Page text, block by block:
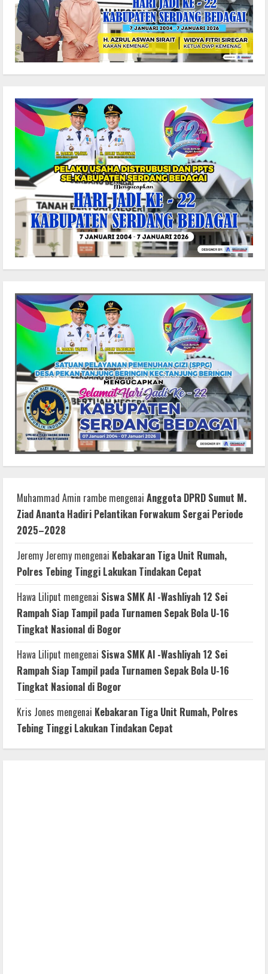
Muhammad Amin rambe mengenai Anggota DPRD Sumut M.
Ziad Ananta Hadiri Pelantikan Forwakum Sergai Periode
2025–2028
Jeremy Jeremy mengenai Kebakaran Tiga Unit Rumah,
Polres Tebing Tinggi Lakukan Tindakan Cepat
Hawa Liliput mengenai Siswa SMK Al -Washliyah 12 Sei
Rampah Siap Tampil pada Turnamen Sepak Bola U-16
Tingkat Nasional di Bogor
Hawa Liliput mengenai Siswa SMK Al -Washliyah 12 Sei
Rampah Siap Tampil pada Turnamen Sepak Bola U-16
Tingkat Nasional di Bogor
Kris Jones mengenai Kebakaran Tiga Unit Rumah, Polres
Tebing Tinggi Lakukan Tindakan Cepat